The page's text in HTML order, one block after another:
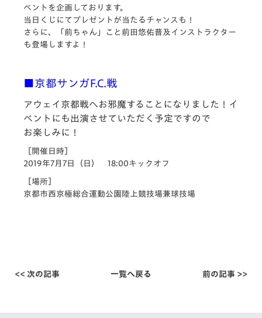
ベントを企画しております。
当日くじにてプレゼントが当たるチャンスも！
さらに、「前ちゃん」こと前田悠佑普及インストラクター
も登場しますよ！
■京都サンガF.C.戦
アウェイ京都戦へお邪魔することになりました！イ
ベントにも出演させていただく予定ですので
お楽しみに！
［開催日時］
2019年7月7日（日） 18:00キックオフ
［場所］
京都市西京極総合運動公園陸上競技場兼球技場
<< 次の記事 一覧へ戻る 前の記事 >>